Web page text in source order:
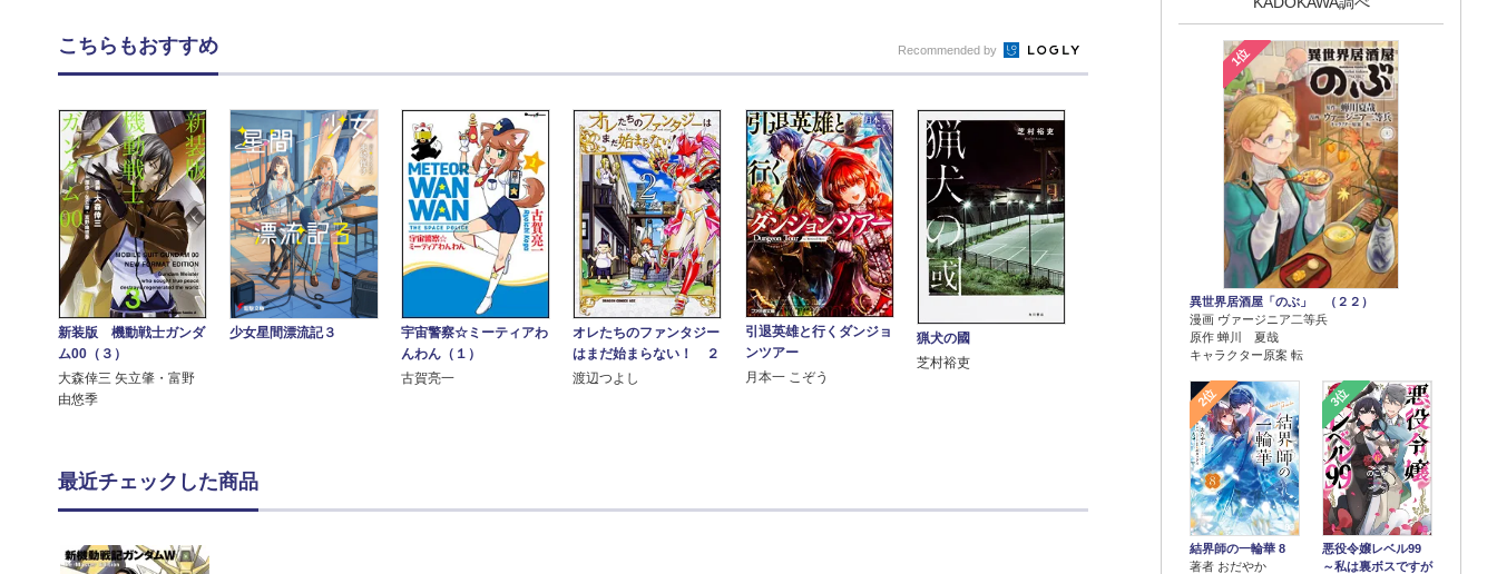
1位
異世界居酒屋「のぶ」 （２２）
漫画 ヴァージニア二等兵
原作 蝉川 夏哉
キャラクター原案 転
2位
結界師の一輪華 8
著者 おだやか
3位
悪役令嬢レベル99
～私は裏ボスですが
こちらもおすすめ Recommended by
新装版 機動戦士ガンダ
ム00（３）
大森倖三 矢立肇・富野
由悠季
少女星間漂流記３
宇宙警察☆ミーティアわ
んわん（１）
古賀亮一
オレたちのファンタジー
はまだ始まらない！ ２
渡辺つよし
引退英雄と行くダンジョ
ンツアー
月本一 こぞう
猟犬の國
芝村裕吏
最近チェックした商品